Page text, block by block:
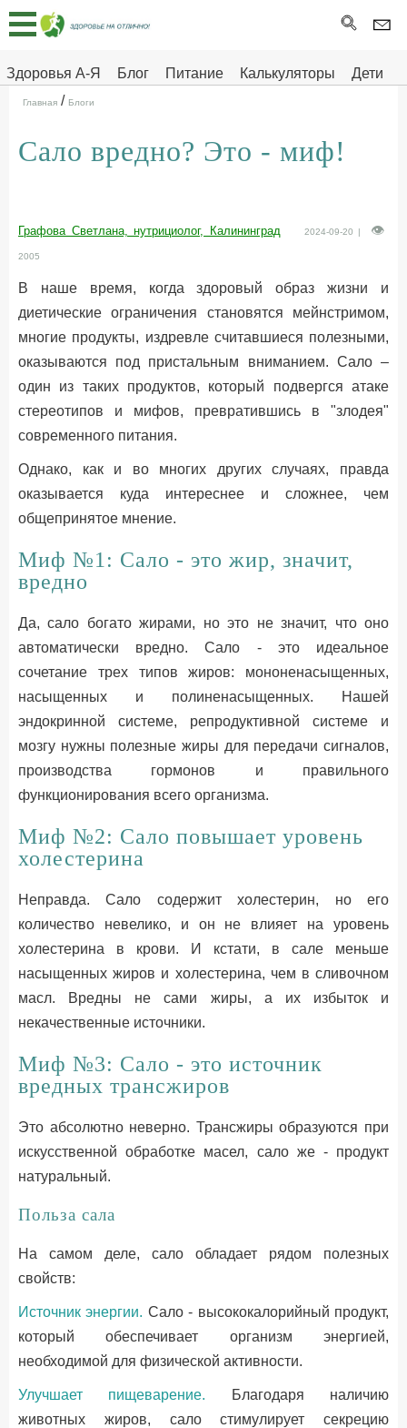
Здоровья А-Я Блог Питание Калькуляторы
Дети
Главная
Тесты
Про
ДЕТЯМ
Главная / Блоги
Сало вредно? Это - миф!
Графова Светлана, нутрициолог, Калининград 2024-09-20 |
2005
В наше время, когда здоровый образ жизни и
диетические ограничения становятся мейнстримом,
многие продукты, издревле считавшиеся полезными,
оказываются под пристальным вниманием. Сало –
один из таких продуктов, который подвергся атаке
стереотипов и мифов, превратившись в "злодея"
современного питания.
Однако, как и во многих других случаях, правда
оказывается куда интереснее и сложнее, чем
общепринятое мнение.
Миф №1: Сало - это жир, значит,
вредно
Да, сало богато жирами, но это не значит, что оно
автоматически вредно. Сало - это идеальное
сочетание трех типов жиров: мононенасыщенных,
насыщенных и полиненасыщенных. Нашей
эндокринной системе, репродуктивной системе и
мозгу нужны полезные жиры для передачи сигналов,
производства гормонов и правильного
функционирования всего организма.
Миф №2: Сало повышает уровень
холестерина
Неправда. Сало содержит холестерин, но его
количество невелико, и он не влияет на уровень
холестерина в крови. И кстати, в сале меньше
насыщенных жиров и холестерина, чем в сливочном
масл. Вредны не сами жиры, а их избыток и
некачественные источники.
Миф №3: Сало - это источник
вредных трансжиров
Это абсолютно неверно. Трансжиры образуются при
искусственной обработке масел, сало же - продукт
натуральный.
Польза сала
На самом деле, сало обладает рядом полезных
свойств:
Источник энергии. Сало - высококалорийный продукт,
который обеспечивает организм энергией,
необходимой для физической активности.
Улучшает пищеварение.
Благодаря наличию
животных жиров, сало стимулирует секрецию